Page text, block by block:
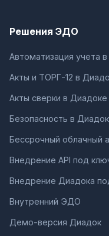
Решения ЭДО
Автоматизация учета
Акты и ТОРГ-12 в
Акты сверки в Диадоке
Безопасность в
Бессрочный облачный
Внедрение API под
Внедрение Диадока
Внутренний ЭДО
Демо-версия Диадок